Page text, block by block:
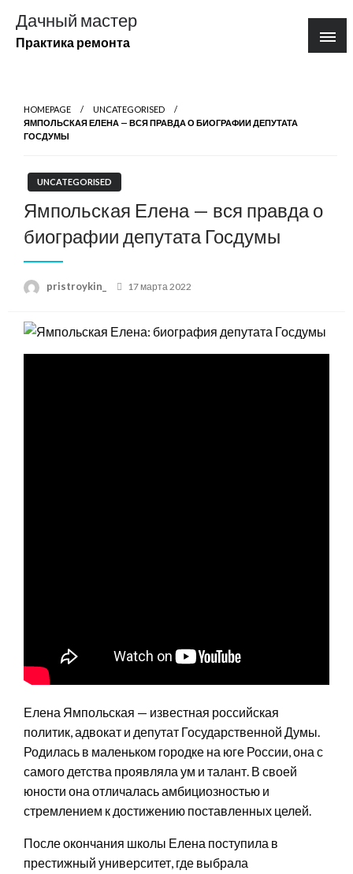
содержимому
Дачный мастер
Практика ремонта
HOMEPAGE
UNCATEGORISED
ЯМПОЛЬСКАЯ ЕЛЕНА — ВСЯ ПРАВДА О БИОГРАФИИ ДЕПУТАТА
ГОСДУМЫ
UNCATEGORISED
Ямпольская Елена — вся правда о
биографии депутата Госдумы
pristroykin_
Posted
17 марта 2022
Елена Ямпольская — известная российская
политик, адвокат и депутат Государственной Думы.
Родилась в маленьком городке на юге России, она с
самого детства проявляла ум и талант. В своей
юности она отличалась амбициозностью и
стремлением к достижению поставленных целей.
После окончания школы Елена поступила в
престижный университет, где выбрала